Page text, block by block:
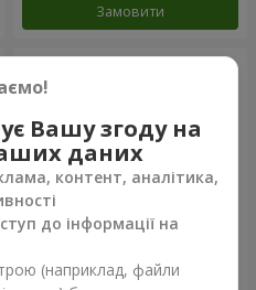
Замовити
Вашу згоду на
даних
контент, аналітика,
до інформації на
(наприклад, файли